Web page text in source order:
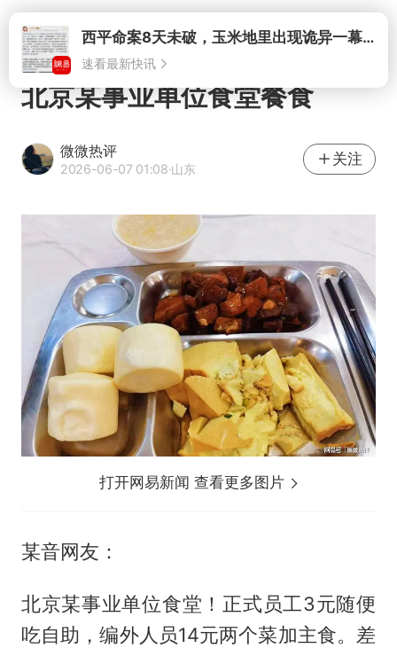
打开西平命案8天未破，玉米地里出现诡异一幕，我突然想起了欧金中
速看最新快讯
北京某事业单位食堂餐食
微微热评
2026-06-07 01:08·山东
关注
打开网易新闻 查看更多图片
某音网友：
北京某事业单位食堂！正式员工3元随便
吃自助，编外人员14元两个菜加主食。差